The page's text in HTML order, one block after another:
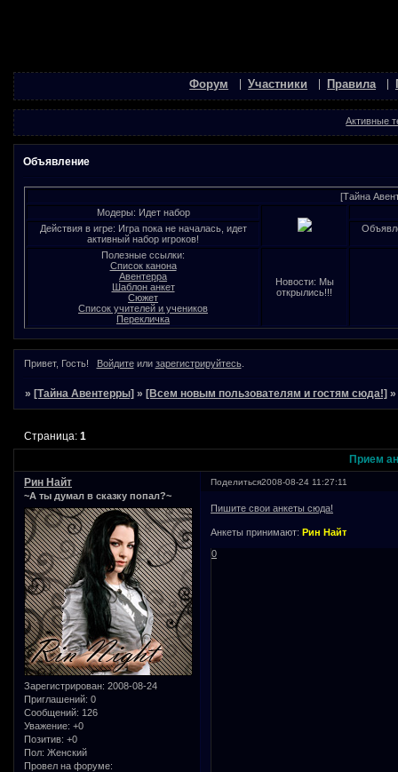
Форум Участники Правила
Активные
Объявление
[Тайна
Модеры: Идет набор
Действия в игре: Игра пока не началась, идет
активный набор игроков!
Полезные ссылки:
Список канона
Авентерра
Шаблон анкет
Сюжет
Список учителей и учеников
Перекличка
Новости: Мы
открылись!!!
Привет, Гость! Войдитеили зарегистрируйтесь.
» [Тайна Авентерры] » [Всем новым пользователям и гостям сюда!]
Прием
Страница:1
Поделиться2008-08-24 11:27:11
Рин Найт
~А ты думал в сказку попал?~
Зарегистрирован: 2008-08-24
Приглашений: 0
Сообщений: 126
Уважение: +0
Позитив: +0
Пол: Женский
Провел на форуме:
Пишите свои анкеты сюда!
Анкеты принимают:Рин Найт
0